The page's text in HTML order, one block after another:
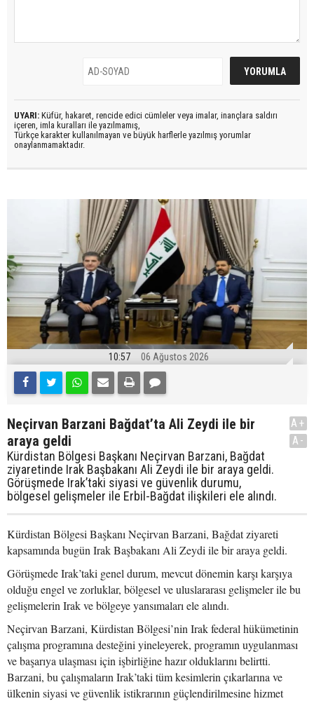
UYARI: Küfür, hakaret, rencide edici cümleler veya imalar, inançlara saldırı
içeren, imla kuralları ile yazılmamış,
Türkçe karakter kullanılmayan ve büyük harflerle yazılmış yorumlar
onaylanmamaktadır.
10:57 06 Ağustos 2026
Neçirvan Barzani Bağdat’ta Ali Zeydi ile bir
araya geldi
Kürdistan Bölgesi Başkanı Neçirvan Barzani, Bağdat
ziyaretinde Irak Başbakanı Ali Zeydi ile bir araya geldi.
Görüşmede Irak’taki siyasi ve güvenlik durumu,
bölgesel gelişmeler ile Erbil-Bağdat ilişkileri ele alındı.
A+
A-
Kürdistan Bölgesi Başkanı Neçirvan Barzani, Bağdat ziyareti
kapsamında bugün Irak Başbakanı Ali Zeydi ile bir araya geldi.
Görüşmede Irak’taki genel durum, mevcut dönemin karşı karşıya
olduğu engel ve zorluklar, bölgesel ve uluslararası gelişmeler ile bu
gelişmelerin Irak ve bölgeye yansımaları ele alındı.
Neçirvan Barzani, Kürdistan Bölgesi’nin Irak federal hükümetinin
çalışma programına desteğini yineleyerek, programın uygulanması
ve başarıya ulaşması için işbirliğine hazır olduklarını belirtti.
Barzani, bu çalışmaların Irak’taki tüm kesimlerin çıkarlarına ve
ülkenin siyasi ve güvenlik istikrarının güçlendirilmesine hizmet